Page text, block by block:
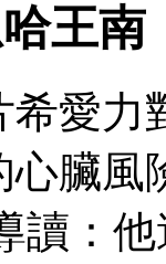
王南
愛力
臟風
讀：